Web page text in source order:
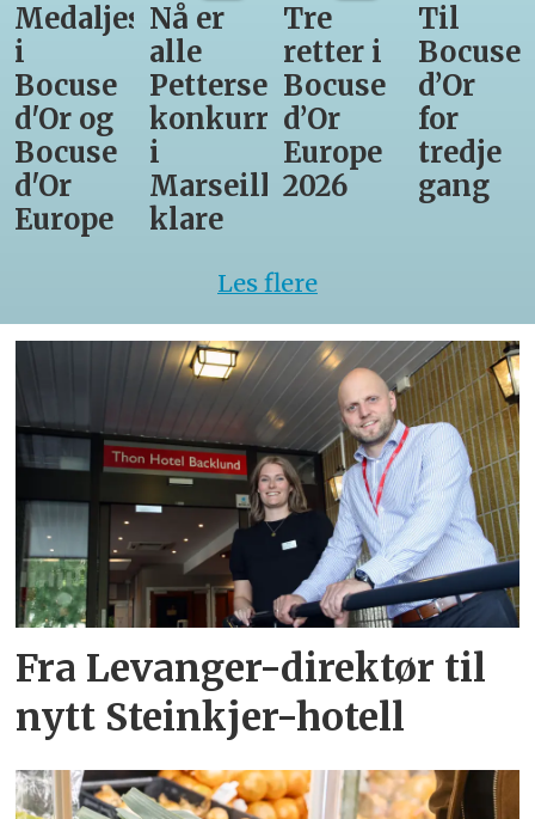
Medaljestatistikk
i
Bocuse
d'Or og
Bocuse
d'Or
Europe
Nå er
alle
Pettersens
konkurrenter
i
Marseille
klare
Tre
retter i
Bocuse
d’Or
Europe
2026
Til
Bocuse
d’Or
for
tredje
gang
Les flere
Fra Levanger-direktør til
nytt Steinkjer-hotell